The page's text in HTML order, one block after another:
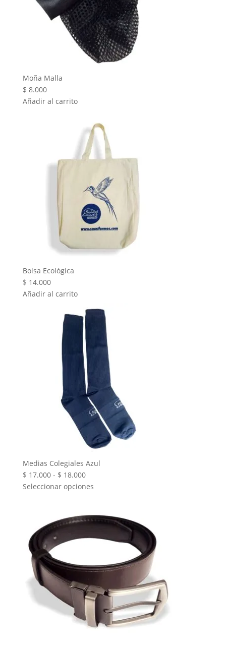
Moña Malla
$ 8.000
Añadir al carrito
Bolsa Ecológica
$ 14.000
Añadir al carrito
Medias Colegiales Azul
$ 17.000 - $ 18.000Rango
de
$ 17.000
$ 18.000
Seleccionar opciones